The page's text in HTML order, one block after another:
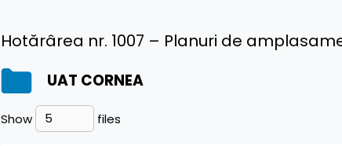
Hotărârea nr. 1007 – Planuri de
UAT CORNEA
Show files